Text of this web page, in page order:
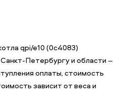
qpi/e10 (0c4083)
Петербургу и области –
оплаты, стоимость
зависит от веса и